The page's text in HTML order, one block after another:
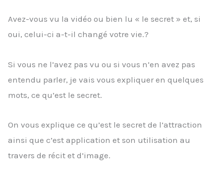
Avez-vous vu la vidéo ou bien lu « le secret » et, si
oui, celui-ci a-t-il changé votre vie.?
Si vous ne l’avez pas vu ou si vous n’en avez pas
entendu parler, je vais vous expliquer en quelques
mots, ce qu’est le secret.
On vous explique ce qu’est le secret de l’attraction
ainsi que c’est application et son utilisation au
travers de récit et d’image.